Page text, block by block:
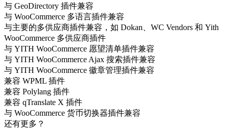
与 GeoDirectory 插件兼容
与 WooCommerce 多语言插件兼容
与主要的多供应商插件兼容，如 Dokan、WC Vendors 和 Yith
WooCommerce 多供应商插件
与 YITH WooCommerce 愿望清单插件兼容
与 YITH WooCommerce Ajax 搜索插件兼容
与 YITH WooCommerce 徽章管理插件兼容
兼容 WPML 插件
兼容 Polylang 插件
兼容 qTranslate X 插件
与 WooCommerce 货币切换器插件兼容
还有更多？